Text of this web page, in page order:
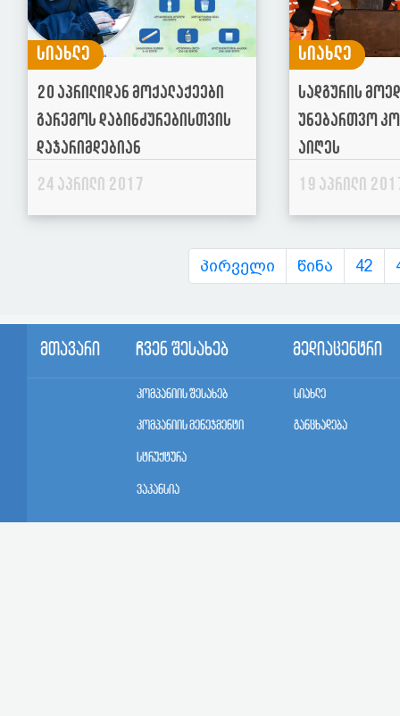
სიახლე
20 აპრილიდან მოქალაქეები
გარემოს დაბინძურებისთვის
დაჯარიმდებიან
24 აპრილი 2017
სიახლე
სადგურის
უნებართვო
აიღეს
19 აპრილი
პირველი წინა 42
მთავარი ჩვენ შესახებ მედიაცენტრი
კომპანიის შესახებ სიახლე
კომპანიის მენეჯმენტი განცხადება
სტრუქტურა
ვაკანსია